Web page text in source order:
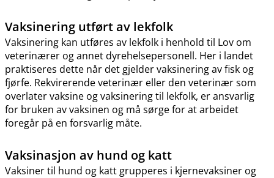
Vaksinering utført av lekfolk
Vaksinering kan utføres av lekfolk i henhold til Lov om
veterinærer og annet dyrehelsepersonell. Her i landet
praktiseres dette når det gjelder vaksinering av fisk og
fjørfe. Rekvirerende veterinær eller den veterinær som
overlater vaksine og vaksinering til lekfolk, er ansvarlig
for bruken av vaksinen og må sørge for at arbeidet
foregår på en forsvarlig måte.
Vaksinasjon av hund og katt
Vaksiner til hund og katt grupperes i kjernevaksiner og